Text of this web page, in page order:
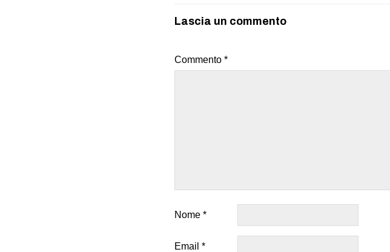
Lascia un commento
Commento *
Nome *
Email *